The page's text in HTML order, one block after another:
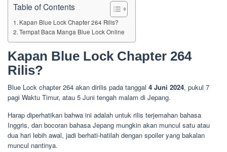
Table of Contents
Kapan Blue Lock Chapter 264 Rilis?
Tempat Baca Manga Blue Lock Online
Kapan Blue Lock Chapter 264
Rilis?
Blue Lock chapter 264 akan dirilis pada tanggal 4 Juni 2024, pukul 7
pagi Waktu Timur, atau 5 Juni tengah malam di Jepang.
Harap diperhatikan bahwa ini adalah untuk rilis terjemahan bahasa
Inggris, dan bocoran bahasa Jepang mungkin akan muncul satu atau
dua hari lebih awal, jadi berhati-hatilah dengan spoiler yang bakalan
muncul nantinya.